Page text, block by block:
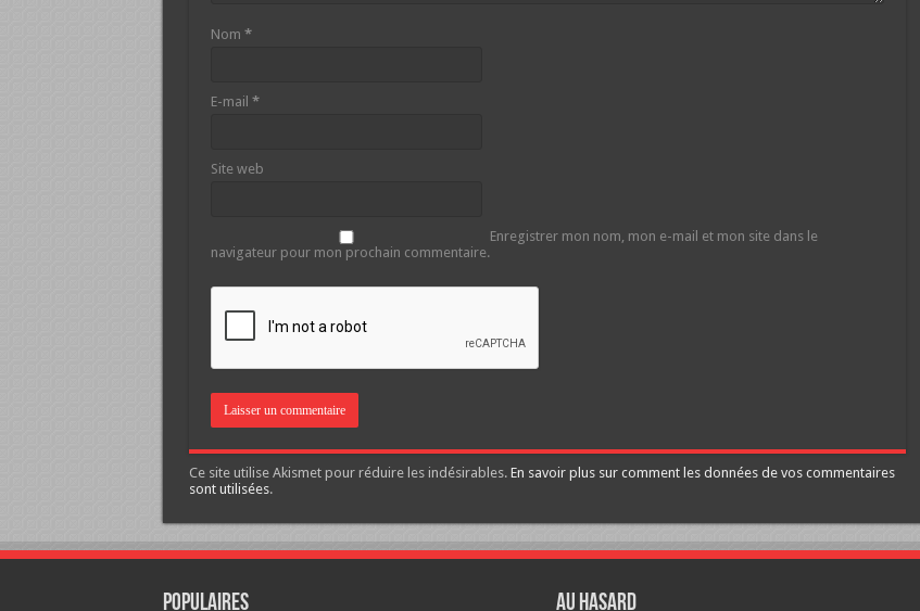
Nom *
E-mail *
Site web
Enregistrer mon nom, mon e-mail et mon site dans le
navigateur pour mon prochain commentaire.
Ce site utilise Akismet pour réduire les indésirables. En savoir plus sur comment les données de vos commentaires
sont utilisées.
Populaires Au hasard